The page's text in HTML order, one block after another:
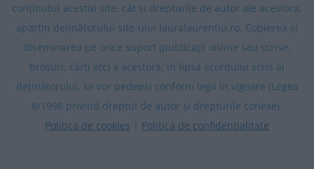
conținutul acestui site, cât și drepturile de autor ale acestora,
aparțin deținătorului site-ului lauralaurentiu.ro. Copierea și
diseminarea pe orice suport (publicații online sau scrise,
broșuri, cărți etc) a acestora, în lipsa acordului scris al
deținătorului, se vor pedepsi conform legii în vigoare (Legea
8/1996 privind dreptul de autor și drepturile conexe).
Politica de cookies | Politica de confidentialitate